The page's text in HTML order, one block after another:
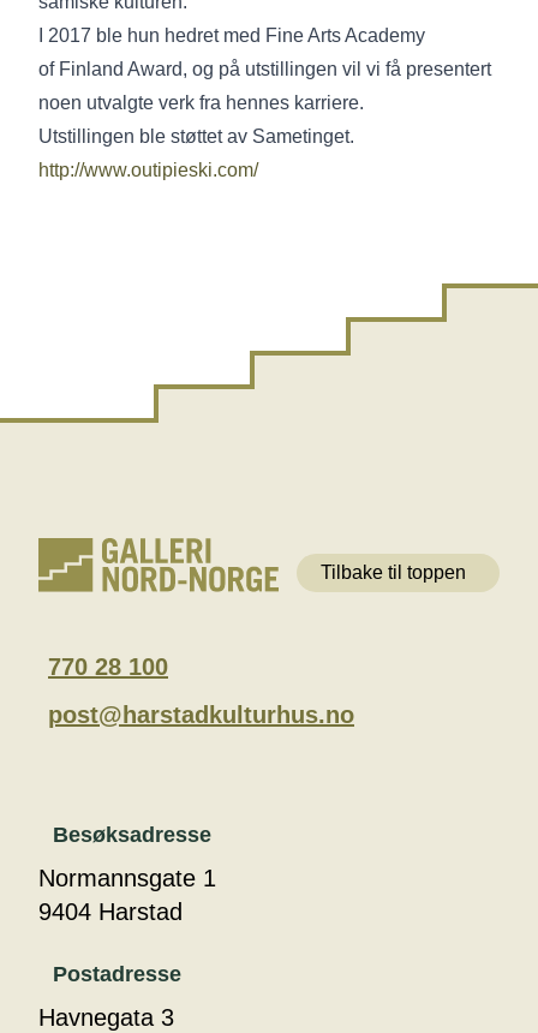
I 2017 ble hun hedret med Fine Arts Academy
of Finland Award, og på utstillingen vil vi få presentert
noen utvalgte verk fra hennes karriere.
Utstillingen ble støttet av Sametinget.
http://www.outipieski.com/
Tilbake til toppen
770 28 100
post@harstadkulturhus.no
Besøksadresse
Normannsgate 1
9404 Harstad
Postadresse
Havnegata 3